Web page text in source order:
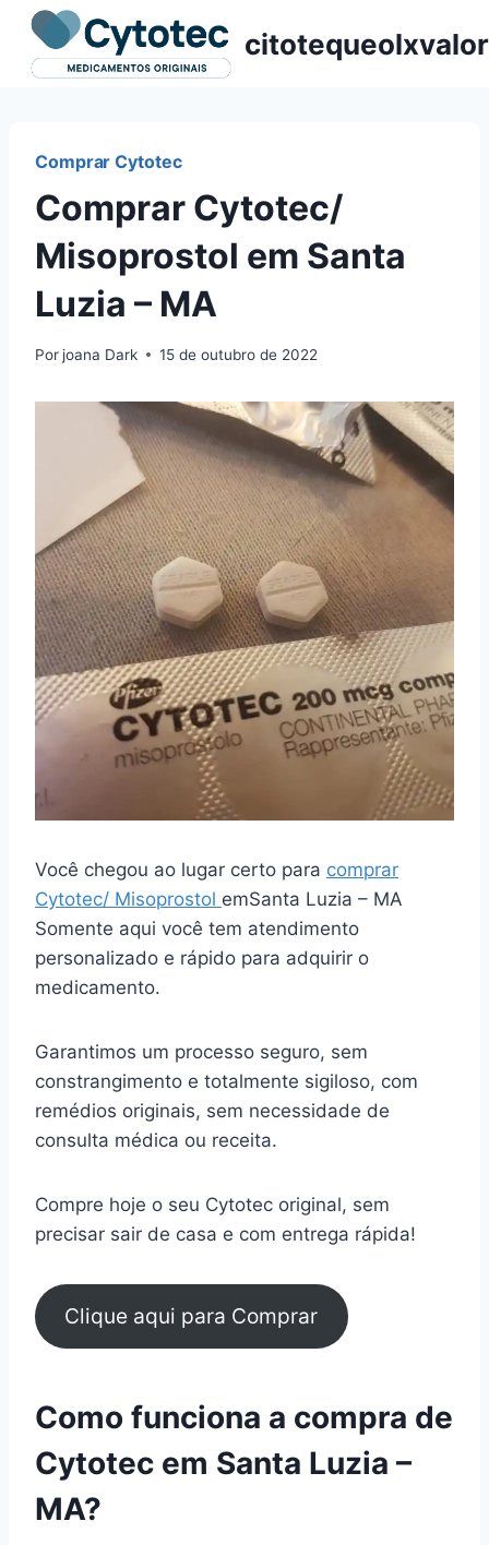
Pular
para
citotequeolxvalor
Comprar Cytotec
Comprar Cytotec/
Misoprostol em Santa
Luzia – MA
Por joana Dark 15 de outubro de 2022
Você chegou ao lugar certo para comprar
Cytotec/ Misoprostol emSanta Luzia – MA
Somente aqui você tem atendimento
personalizado e rápido para adquirir o
medicamento.
Garantimos um processo seguro, sem
constrangimento e totalmente sigiloso, com
remédios originais, sem necessidade de
consulta médica ou receita.
Compre hoje o seu Cytotec original, sem
precisar sair de casa e com entrega rápida!
Clique aqui para Comprar
Como funciona a compra de
Cytotec em Santa Luzia –
MA?